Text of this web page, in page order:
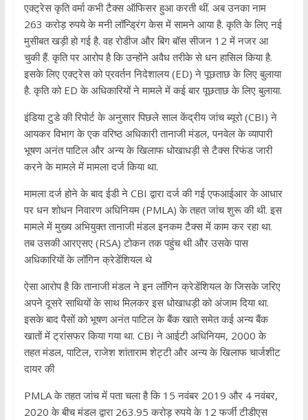
एक्ट्रेस कृति वर्मा कभी टैक्स ऑफिसर हुआ करती थीं. अब उनका नाम
263 करोड़ रुपये के मनी लॉन्ड्रिंग केस में सामने आया है. कृति के लिए नई
मुसीबत खड़ी हो गई है. वह रोडीज और बिग बॉस सीजन 12 में नजर आ
चुकी हैं. कृति पर आरोप है कि उन्होंने अवैध तरीके से धन हासिल किया है.
इसके लिए एक्ट्रेस को प्रवर्तन निदेशालय (ED) ने पूछताछ के लिए बुलाया
है. कृति को ED के अधिकारियों ने मामले में कई बार पूछताछ के लिए बुलाया.
इंडिया टुडे की रिपोर्ट के अनुसार पिछले साल केंद्रीय जांच ब्यूरो (CBI) ने
आयकर विभाग के एक वरिष्ठ अधिकारी तानाजी मंडल, पनवेल के व्यापारी
भूषण अनंत पाटिल और अन्य के खिलाफ धोखाधड़ी से टैक्स रिफंड जारी
करने के मामले में मामला दर्ज किया था.
मामला दर्ज होने के बाद ईडी ने CBI द्वारा दर्ज की गई एफआईआर के आधार
पर धन शोधन निवारण अधिनियम (PMLA) के तहत जांच शुरू की थी. इस
मामले में मुख्य अभियुक्त तानाजी मंडल इनकम टैक्स में काम कर रहा था.
तब उसकी आरएसए (RSA) टोकन तक पहुंच थी और उसके पास
अधिकारियों के लॉगिन क्रेडेंशियल थे
ऐसा आरोप है कि तानाजी मंडल ने इन लॉगिन क्रेडेंशियल के जिसके जरिए
अपने दूसरे साथियों के साथ मिलकर इस धोखाधड़ी को अंजाम दिया था.
इसके बाद पैसों को भूषण अनंत पाटिल के बैंक खाते समेत कई अन्य बैंक
खातों में ट्रांसफर किया गया था. CBI ने आईटी अधिनियम, 2000 के
तहत मंडल, पाटिल, राजेश शांताराम शेट्टी और अन्य के खिलाफ चार्जशीट
दायर की
PMLA के तहत जांच में पता चला है कि 15 नवंबर 2019 और 4 नवंबर,
2020 के बीच मंडल द्वारा 263.95 करोड़ रुपये के 12 फर्जी टीडीएस